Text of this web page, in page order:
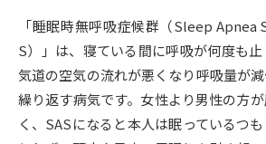
高等学校（情報）教員資格認定
試験
大学研究
「睡眠時無呼吸症候群（Sleep Apnea
S）」は、寝ている間に呼吸が何度も止
気道の空気の流れが悪くなり呼吸量が
繰り返す病気です。女性より男性の方
く、SASになると本人は眠っているつ